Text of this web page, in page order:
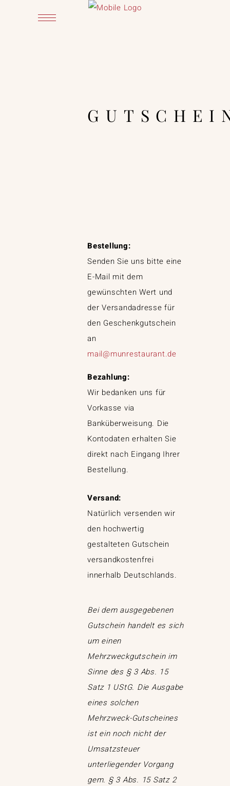
Bestellung:
Senden Sie uns bitte eine
E-Mail mit dem
gewünschten Wert und
der Versandadresse für
den Geschenkgutschein
an
mail@munrestaurant.de
Bezahlung:
Wir bedanken uns für
Vorkasse via
Banküberweisung. Die
Kontodaten erhalten Sie
direkt nach Eingang Ihrer
Bestellung.
Versand:
Natürlich versenden wir
den hochwertig
gestalteten Gutschein
versandkostenfrei
innerhalb Deutschlands.
Bei dem ausgegebenen
Gutschein handelt es sich
um einen
Mehrzweckgutschein im
Sinne des § 3 Abs. 15
Satz 1 UStG. Die Ausgabe
eines solchen
Mehrzweck-Gutscheines
ist ein noch nicht der
Umsatzsteuer
unterliegender Vorgang
gem. § 3 Abs. 15 Satz 2